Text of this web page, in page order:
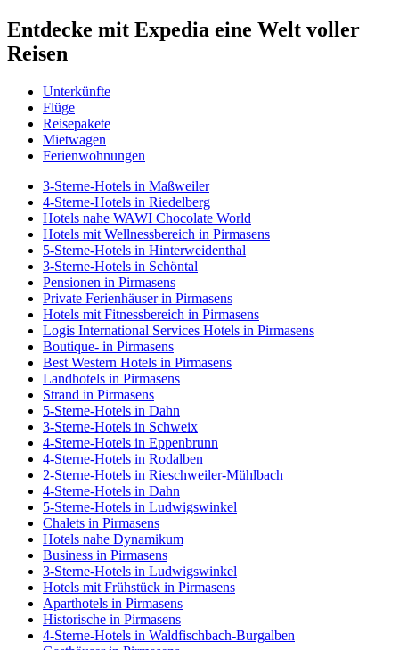
Entdecke mit Expedia eine Welt voller
Reisen
Unterkünfte
Flüge
Reisepakete
Mietwagen
Ferienwohnungen
3-Sterne-Hotels in Maßweiler
4-Sterne-Hotels in Riedelberg
Hotels nahe WAWI Chocolate World
Hotels mit Wellnessbereich in Pirmasens
5-Sterne-Hotels in Hinterweidenthal
3-Sterne-Hotels in Schöntal
Pensionen in Pirmasens
Private Ferienhäuser in Pirmasens
Hotels mit Fitnessbereich in Pirmasens
Logis International Services Hotels in Pirmasens
Boutique- in Pirmasens
Best Western Hotels in Pirmasens
Landhotels in Pirmasens
Strand in Pirmasens
5-Sterne-Hotels in Dahn
3-Sterne-Hotels in Schweix
4-Sterne-Hotels in Eppenbrunn
4-Sterne-Hotels in Rodalben
2-Sterne-Hotels in Rieschweiler-Mühlbach
4-Sterne-Hotels in Dahn
5-Sterne-Hotels in Ludwigswinkel
Chalets in Pirmasens
Hotels nahe Dynamikum
Business in Pirmasens
3-Sterne-Hotels in Ludwigswinkel
Hotels mit Frühstück in Pirmasens
Aparthotels in Pirmasens
Historische in Pirmasens
4-Sterne-Hotels in Waldfischbach-Burgalben